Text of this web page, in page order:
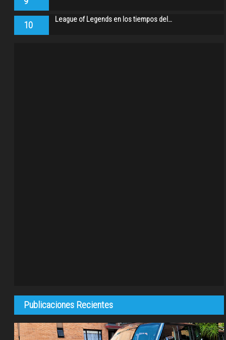
10 League of Legends en los tiempos del…
Publicaciones Recientes